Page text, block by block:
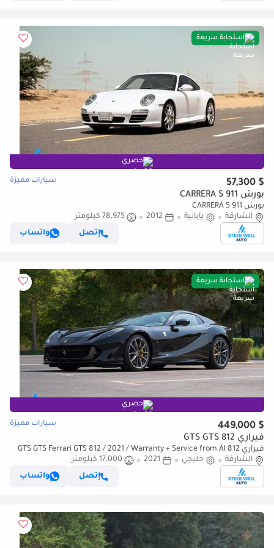
استجابة سريعة
حصري
$ 57,300 سيارات مميزة
بورش 911 CARRERA S
بورش 911 CARRERA S
الشارقة
يابانية 2012
78,975 كيلومتر
إتصل
واتساب
استجابة سريعة
حصري
$ 449,000 سيارات مميزة
فيراري 812 GTS GTS
فيراري 812 GTS GTS Ferrari GTS 812 / 2021 / Warranty + Service from Al
Tayer GCC
الشارقة خليجي 2021
17,000 كيلومتر
إتصل
واتساب